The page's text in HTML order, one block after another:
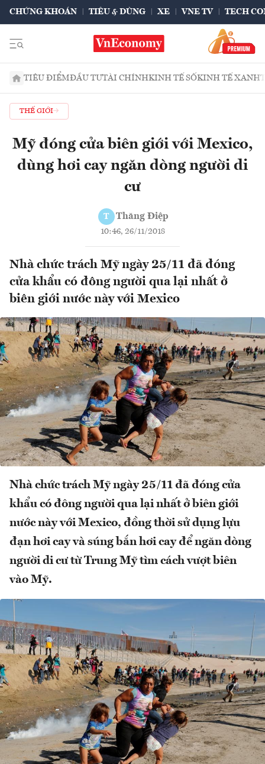
CHỨNG KHOÁN TIÊU & DÙNG XE VNE TV TECH
TIÊU ĐIỂMĐẦU TƯTÀI CHÍNHKINH TẾ SỐKINH TẾ XANH
THẾ GIỚI
Mỹ đóng cửa biên giới với Mexico,
dùng hơi cay ngăn dòng người di
cư
T Thăng Điệp
10:46, 26/11/2018
Nhà chức trách Mỹ ngày 25/11 đã đóng
cửa khẩu có đông người qua lại nhất ở
biên giới nước này với Mexico
Nhà chức trách Mỹ ngày 25/11 đã đóng cửa
khẩu có đông người qua lại nhất ở biên giới
nước này với Mexico, đồng thời sử dụng lựu
đạn hơi cay và súng bắn hơi cay để ngăn dòng
người di cư từ Trung Mỹ tìm cách vượt biên
vào Mỹ.